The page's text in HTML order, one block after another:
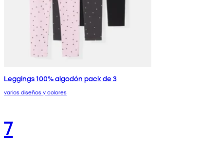
Leggings 100% algodón pack de 3
varios diseños y colores
7